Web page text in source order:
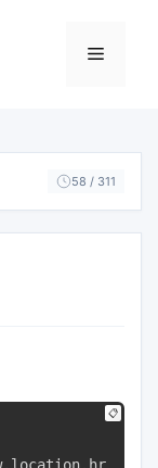
菜
58 / 311
📋